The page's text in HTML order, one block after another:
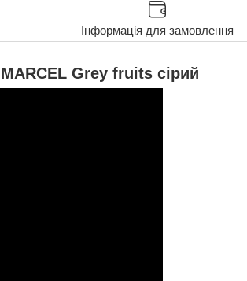
Інформація для замовлення
Grey fruits сірий